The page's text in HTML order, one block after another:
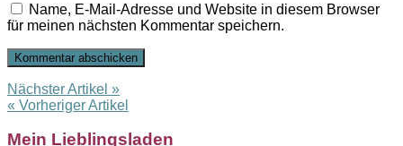
Name, E-Mail-Adresse und Website in diesem Browser
für meinen nächsten Kommentar speichern.
Nächster Artikel »
« Vorheriger Artikel
Mein Lieblingsladen